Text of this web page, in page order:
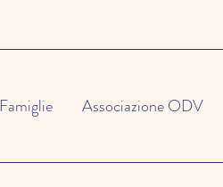
Famiglie Associazione ODV